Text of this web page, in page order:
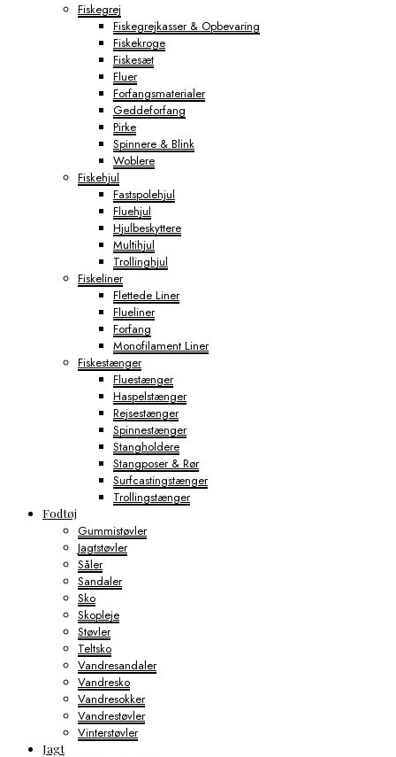
Fiskegrej
Fiskegrejkasser & Opbevaring
Fiskekroge
Fiskesæt
Fluer
Forfangsmaterialer
Geddeforfang
Pirke
Spinnere & Blink
Woblere
Fiskehjul
Fastspolehjul
Fluehjul
Hjulbeskyttere
Multihjul
Trollinghjul
Fiskeliner
Flettede Liner
Flueliner
Forfang
Monofilament Liner
Fiskestænger
Fluestænger
Haspelstænger
Rejsestænger
Spinnestænger
Stangholdere
Stangposer & Rør
Surfcastingstænger
Trollingstænger
Fodtøj
Gummistøvler
Jagtstøvler
Såler
Sandaler
Sko
Skopleje
Støvler
Teltsko
Vandresandaler
Vandresko
Vandresokker
Vandrestøvler
Vinterstøvler
Jagt